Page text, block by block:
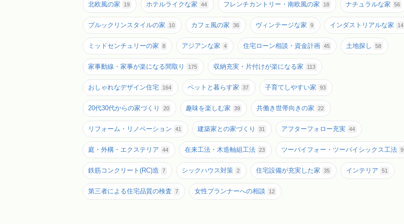
北欧風の家 19 ホテルライクな家 44 フレンチカントリー・南欧風の家 18 ナチュラルな家 56
ブルックリンスタイルの家 10 カフェ風の家 36 ヴィンテージな家 9 インダストリアルな家 14
ミッドセンチュリーの家 8 アジアンな家 4 住宅ローン相談・資金計画 45 土地探し 58
家事動線・家事が楽になる間取り 175 収納充実・片付けが楽になる家 113
おしゃれなデザイン住宅 164 ペットと暮らす家 37 子育てしやすい家 93
20代30代からの家づくり 20 趣味を楽しむ家 39 共働き世帯向きの家 22
リフォーム・リノベーション 41 建築家との家づくり 31 アフターフォロー充実 44
庭・外構・エクステリア 44 在来工法・木造軸組工法 23 ツーバイフォー・ツーバイシックス工法 9
鉄筋コンクリート(RC)造 7 シックハウス対策 2 住宅設備が充実した家 35 インテリア 51
第三者による住宅品質の検査 7 女性プランナーへの相談 12